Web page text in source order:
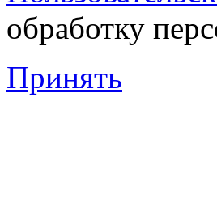
обработку
Принять